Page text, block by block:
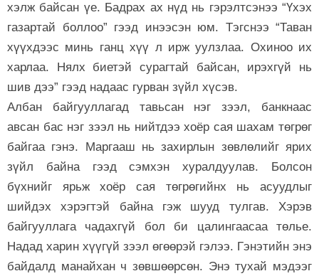
хэлж байсан үе. Бадрах ах нүд нь гэрэлтсэнээ “Үхэх
газартай боллоо” гээд инээсэн юм. Тэгснээ “Таван
хүүхдээс минь ганц хүү л ирж уулзлаа. Охиноо их
харлаа. Нялх биетэй сурагтай байсан, ирэхгүй нь
шив дээ” гээд надаас гурван зүйл хүсэв.
Албан байгууллагад тавьсан нэг зээл, банкнаас
авсан бас нэг зээл нь нийтдээ хоёр сая шахам төгрөг
байгаа гэнэ. Маргааш нь захирлын зөвлөлийг ярих
зүйл байна гээд сэмхэн хуралдуулав. Болсон
бүхнийг ярьж хоёр сая төгрөгийнх нь асуудлыг
шийдэх хэрэгтэй байна гэж шууд тулгав. Хэрэв
байгууллага чадахгүй бол би цалингаасаа төлье.
Надад харин хүүгүй зээл өгөөрэй гэлээ. Гэнэтийн энэ
байдалд манайхан ч зөвшөөрсөн. Энэ тухай мэдээг